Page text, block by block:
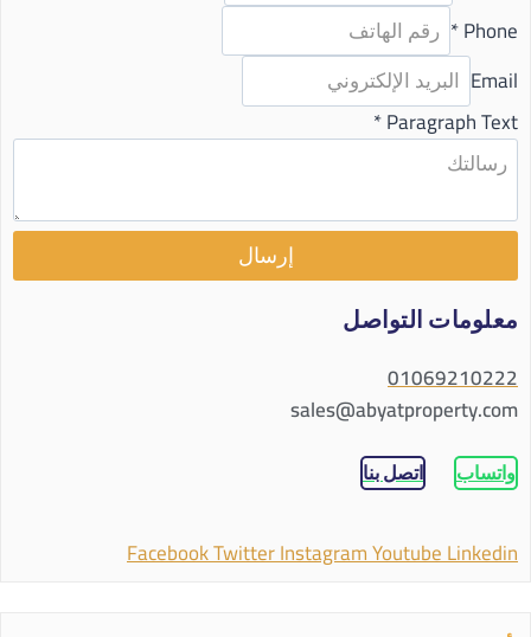
Phone
*
Email
Paragraph Text
*
إرسال
معلومات التواصل
01069210222
sales@abyatproperty.com
واتساب اتصل بنا
FacebookTwitterInstagramYoutubeLinkedin